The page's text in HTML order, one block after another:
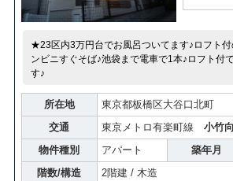
★23区内3万円台でお風呂ついてます♪ロフト
ンビニすぐそば♪池袋まで電車で1本♪ロフト付
す♪
所在地
東京都板橋区大谷口北町
交通
東京メトロ有楽町線 小竹
物件種別
アパート 築年月
階数/構造
2階建 / 木造